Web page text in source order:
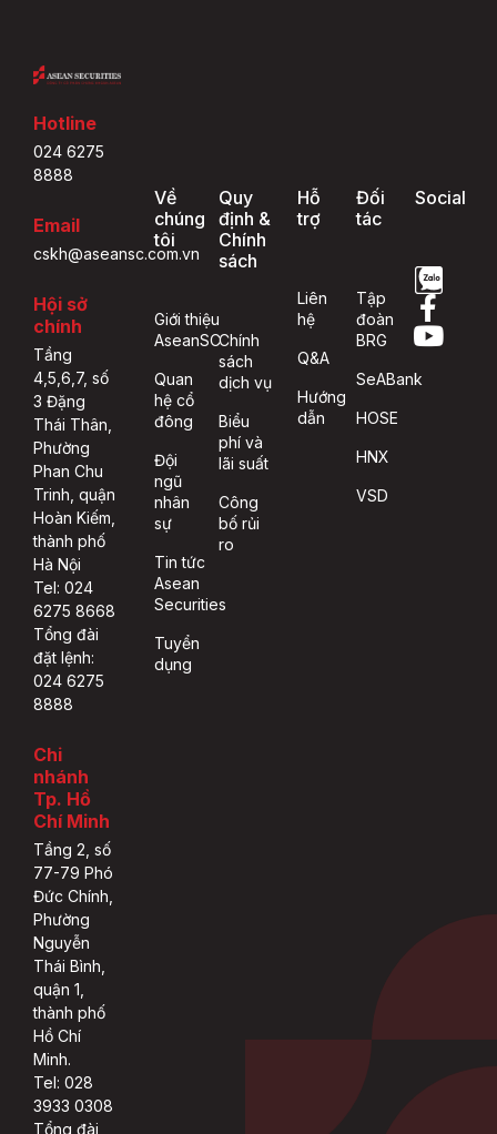
Hotline
024 6275
8888
Email
cskh@aseansc.com.vn
Hội sở
chính
Tầng
4,5,6,7, số
3 Đặng
Thái Thân,
Phường
Phan Chu
Trinh, quận
Hoàn Kiếm,
thành phố
Hà Nội
Tel: 024
6275 8668
Tổng đài
đặt lệnh:
024 6275
8888
Chi
nhánh
Tp. Hồ
Chí Minh
Tầng 2, số
77-79 Phó
Đức Chính,
Phường
Nguyễn
Thái Bình,
quận 1,
thành phố
Hồ Chí
Minh.
Tel: 028
3933 0308
Tổng đài
Về
chúng
tôi
Giới thiệu
AseanSC
Quan
hệ cổ
đông
Đội
ngũ
nhân
sự
Tin tức
Asean
Securities
Tuyển
dụng
Quy
định &
Chính
sách
Chính
sách
dịch vụ
Biểu
phí và
lãi suất
Công
bố rủi
ro
Hỗ
trợ
Liên
hệ
Q&A
Hướng
dẫn
Đối
tác
Tập
đoàn
BRG
SeABank
HOSE
HNX
VSD
Social